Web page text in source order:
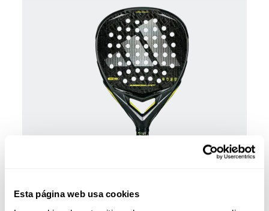
Esta página web usa cookies
Palas Pádel
Pala de pádel adidas Arrow Hit